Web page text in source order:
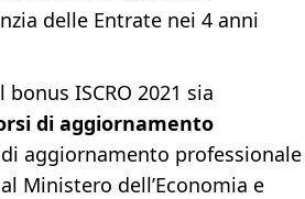
delle Entrate nei 4 anni
ISCRO 2021 sia
di aggiornamento
aggiornamento professionale
Ministero dell’Economia e